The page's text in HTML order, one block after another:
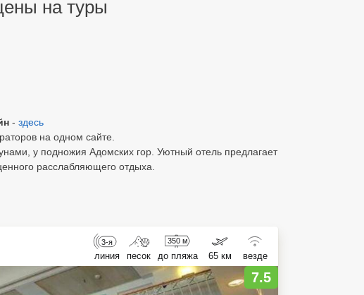
на туры
- здесь
на одном сайте.
у подножия Адомских гор. Уютный отель предлагает
расслабляющего отдыха.
3-я
линия песок
350 м
до пляжа 65 км везде
7.5